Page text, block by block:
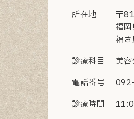
所在地
〒
福
福
診療科目
美
電話番号
診療時間